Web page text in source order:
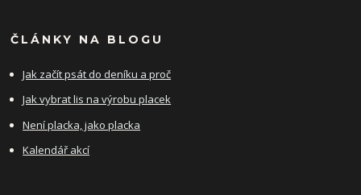
ČLÁNKY NA BLOGU
Jak začít psát do deníku a proč
Jak vybrat lis na výrobu placek
Není placka, jako placka
Kalendář akcí